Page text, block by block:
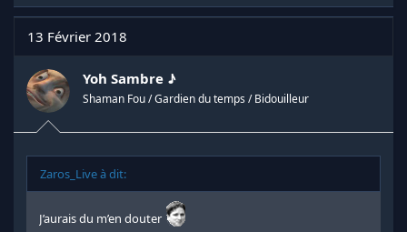
13 Février 2018
Yoh Sambre ♪
Shaman Fou / Gardien du temps / Bidouilleur
Zaros_Live à dit:
J’aurais du m’en douter